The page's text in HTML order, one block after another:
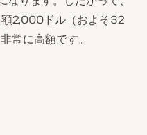
額2,000ドル（およそ32
に高額です。